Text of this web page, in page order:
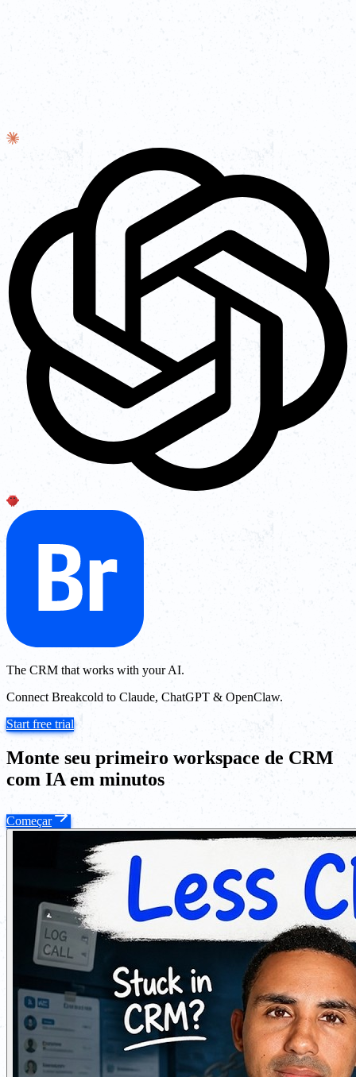
The CRM that works with your AI.
Connect Breakcold to Claude, ChatGPT & OpenClaw.
Start free trial
Monte seu primeiro workspace de CRM
com IA em minutos
Começar